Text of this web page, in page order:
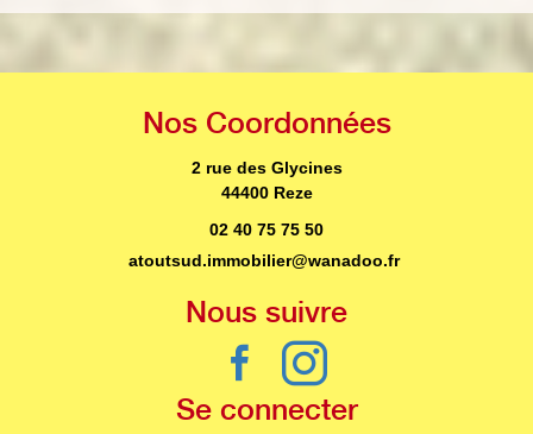
Nos Coordonnées
2 rue des Glycines
44400 Reze
02 40 75 75 50
atoutsud.immobilier@wanadoo.fr
Nous suivre
Se connecter